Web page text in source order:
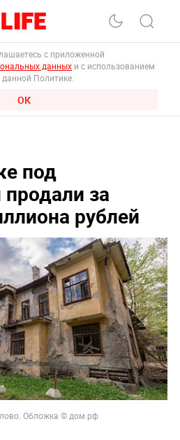
с приложенной
данных и с использованием
Политике.
ОК
под
за
рублей
Обложка © дом.рф